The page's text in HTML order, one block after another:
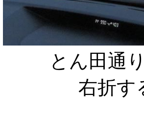
とん田通
右折す